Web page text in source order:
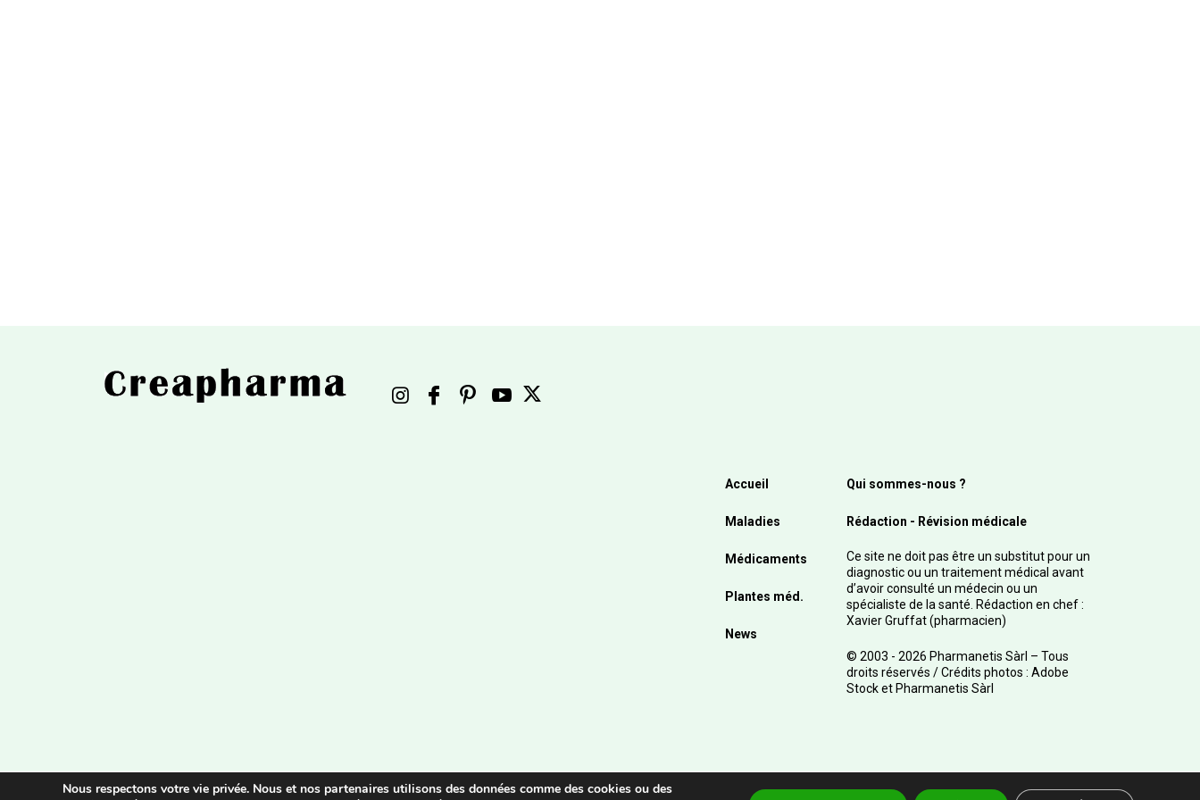
Accueil
Maladies
Médicaments
Plantes méd.
News
Qui sommes-nous ?
Rédaction - Révision médicale
Ce site ne doit pas être un substitut pour un
diagnostic ou un traitement médical avant
d’avoir consulté un médecin ou un
spécialiste de la santé. Rédaction en chef :
Xavier Gruffat (pharmacien)
© 2003 - 2026 Pharmanetis Sàrl – Tous
droits réservés / Crédits photos : Adobe
Stock et Pharmanetis Sàrl
Nous respectons votre vie privée. Nous et nos partenaires utilisons des données comme des cookies ou des